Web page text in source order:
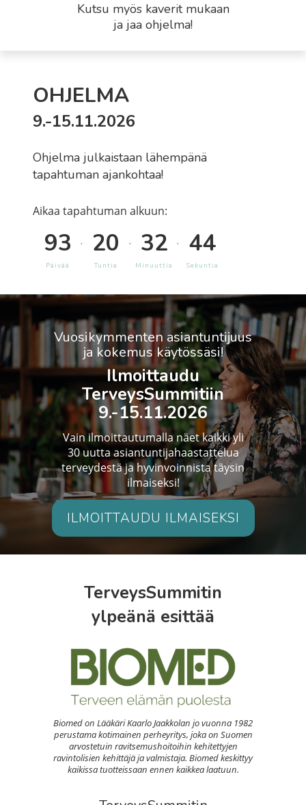
Kutsu myös kaverit mukaan
ja jaa ohjelma!
OHJELMA
9.-15.11.2026
Ohjelma julkaistaan lähempänä
tapahtuman ajankohtaa!
Aikaa tapahtuman alkuun:
93
Päivää
. 20
Tuntia
. 32
Minuuttia
. 43
Sekuntia
Vuosikymmenten asiantuntijuus
ja kokemus käytössäsi!
Ilmoittaudu
TerveysSummitiin
9.-15.11.2026
Vain ilmoittautumalla näet kaikki yli
30 uutta asiantuntijahaastattelua
terveydestä ja hyvinvoinnista täysin
ilmaiseksi!
ILMOITTAUDU ILMAISEKSI
TerveysSummitin
ylpeänä esittää
Biomed on Lääkäri Kaarlo Jaakkolan jo vuonna 1982
perustama kotimainen perheyritys, joka on Suomen
arvostetuin ravitsemushoitoihin kehitettyjen
ravintolisien kehittäjä ja valmistaja. Biomed keskittyy
kaikissa tuotteissaan ennen kaikkea laatuun.